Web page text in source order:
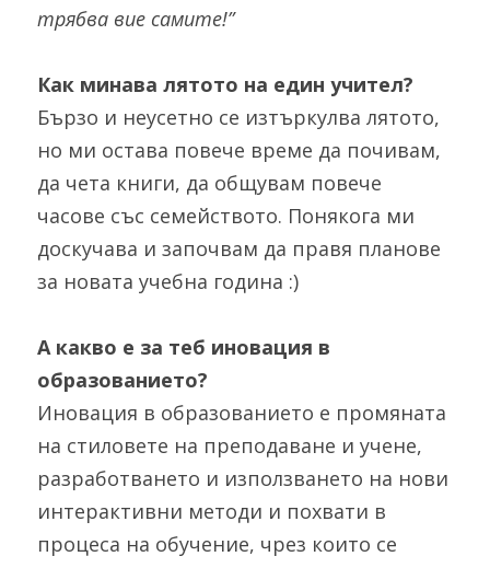
трябва вие самите!”
Как минава лятото на един учител?
Бързо и неусетно се изтъркулва лятото,
но ми остава повече време да почивам,
да чета книги, да общувам повече
часове със семейството. Понякога ми
доскучава и започвам да правя планове
за новата учебна година :)
А какво е за теб иновация в
образованието?
Иновация в образованието е промяната
на стиловете на преподаване и учене,
разработването и използването на нови
интерактивни методи и похвати в
процеса на обучение, чрез които се